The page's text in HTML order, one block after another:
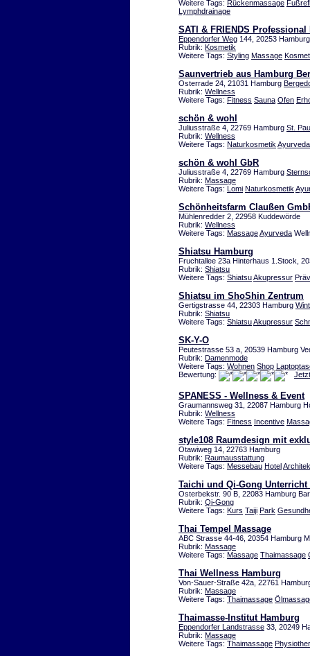
Weitere Tags: Rückenmassage
Lymphdrainage
SATI & FRIENDS
Eppendorfer Weg 144, 20253
Rubrik: Kosmetik
Weitere Tags: Styling Massage
Saunvertrieb aus Hamburg
Osterrade 24, 21031 Hamburg
Rubrik: Wellness
Weitere Tags: Fitness Sauna Ofen
schön & wohl
Juliusstraße 4, 22769 Hamburg St.
Rubrik: Wellness
Weitere Tags: Naturkosmetik Ayurveda
schön & wohl GbR
Juliusstraße 4, 22769 Hamburg
Rubrik: Massage
Weitere Tags: Lomi Naturkosmetik
Schönheitsfarm Claußen
Mühlenredder 2, 22958 Kuddewörde
Rubrik: Wellness
Weitere Tags: MassageAyurveda
Shiatsu Hamburg
Fruchtallee 23a Hinterhaus 1.Stock,
Rubrik: Shiatsu
Weitere Tags: ShiatsuAkupressur
Shiatsu im ShoShin Zentrum
Gertigstrasse 44, 22303 Hamburg
Rubrik: Shiatsu
Weitere Tags: ShiatsuAkupressur
SK-Y-O
Peutestrasse 53 a, 20539 Hamburg
Rubrik: Damenmode
Weitere Tags: Wohnen Shop
Bewertung:
SPANESS - Wellness & Event
Graumannsweg 31, 22087 Hamburg
Rubrik: Wellness
Weitere Tags: Fitness Incentive
style108 Raumdesign mit
Otawiweg 14, 22763 Hamburg
Rubrik: Raumausstattung
Weitere Tags: Messebau Hotel
Taichi und Qi-Gong
Osterbekstr. 90 B, 22083 Hamburg
Rubrik: Qi-Gong
Weitere Tags: Kurs Taiji Park
Thai Tempel Massage
ABC Strasse 44-46, 20354 Hamburg
Rubrik: Massage
Weitere Tags: Massage Thaimassage
Thai Wellness Hamburg
Von-Sauer-Straße 42a, 22761
Rubrik: Massage
Weitere Tags: Thaimassage
Thaimasse-Institut Hamburg
Eppendorfer Landstrasse 33, 20249
Rubrik: Massage
Weitere Tags: Thaimassage